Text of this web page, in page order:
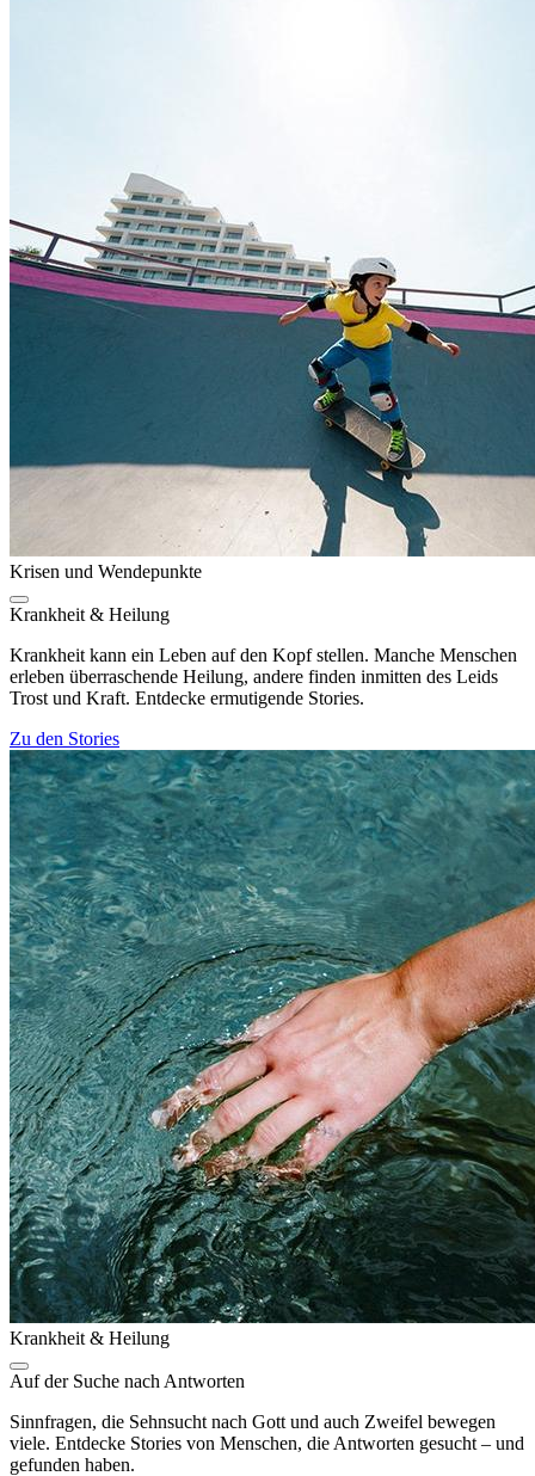
Krisen und Wendepunkte
Krankheit & Heilung
Krankheit kann ein Leben auf den Kopf stellen. Manche Menschen
erleben überraschende Heilung, andere finden inmitten des Leids
Trost und Kraft. Entdecke ermutigende Stories.
Zu den Stories
Krankheit & Heilung
Auf der Suche nach Antworten
Sinnfragen, die Sehnsucht nach Gott und auch Zweifel bewegen
viele. Entdecke Stories von Menschen, die Antworten gesucht – und
gefunden haben.